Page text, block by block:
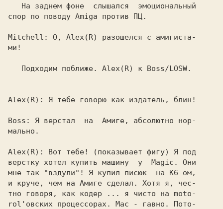
спор по поводу Amiga против ПЦ.
Mitchell: О, Alex(R) разошелся с амигиста-
ми!
   Подходим поближе.
Alex(R) к Boss/LOSW.
Alex(R): Я тебе говорю как издатель, блин!
Boss: Я верстал  на  Амиге, абсолютно нор-
мально.
Alex(R): Вот тебе! (показывает фигу) Я под
верстку хотел купить машину  у  Magic. Они
мне так "вздули"! Я купил писюк  на K6-oм,
и круче, чем на Амиге сделал. Хотя я, чес-
тно говоря, как кодер ... я чисто на moto-
rol'овских процессорах. Mac - гавно. Пото-